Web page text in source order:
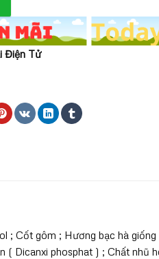
Điện Tử
; Cốt gôm ; Hương bạc hà giống
( Dicanxi phosphat ) ; Chất nhũ